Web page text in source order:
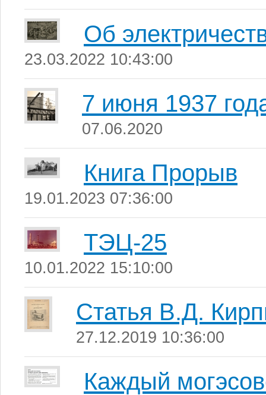
Об
23.03.2022 10:43:00
7 июня 1937
07.06.2020
Книга Прорыв
19.01.2023 07:36:00
ТЭЦ-25
10.01.2022 15:10:00
Статья В.Д.
27.12.2019 10:36:00
Каждый